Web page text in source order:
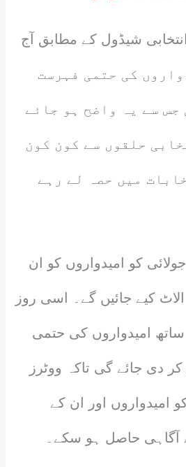
انتخابی شیڈول کے مطابق آج
کی حتمی فہرست
جس سے یہ واضح ہو جائے
حلقوں سے کون کون
میں حصہ لے رہے
انہوں نے کہا کہ 6 جولائی کو امیدواروں کو ان
کیے جائیں گے۔ اسی روز
ساتھ امیدواروں کی حتمی
دی جائے گی تاکہ ووٹرز
امیدواروں اور ان کے
آگاہی حاصل ہو سکے۔